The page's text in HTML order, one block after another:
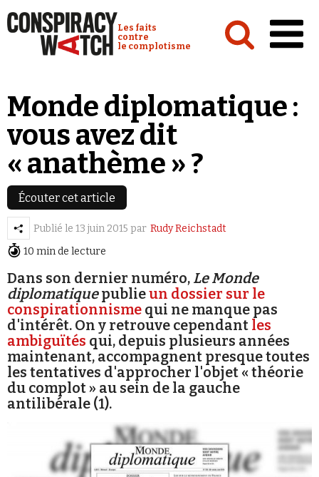
Conspiracy Watch :
Les faits
contre
le complotisme
Analyses
Conspipédia
Vidéos
Émissions
Revues de presse
Faire un don
Demander à Vera
Se connecter
Monde diplomatique :
vous avez dit
« anathème » ?
Écouter cet article
Publié le 13 juin 2015 par Rudy Reichstadt
10 min de lecture
Dans son dernier numéro, Le Monde
diplomatiquepublieun dossier sur le
conspirationnisme qui ne manque pas
d'intérêt. On y retrouve cependant les
ambiguïtés qui, depuis plusieurs années
maintenant, accompagnent presque toutes
les tentatives d'approcher l'objet « théorie
du complot » au sein de la gauche
antilibérale (1).